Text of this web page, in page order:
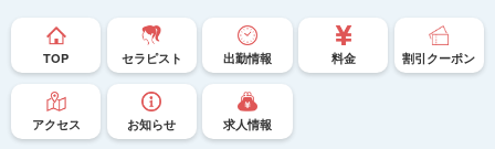
TOP セラピスト 出勤情報 料金 割引クーポン
アクセス お知らせ 求人情報